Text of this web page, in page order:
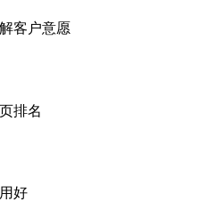
客户意愿
排名
好